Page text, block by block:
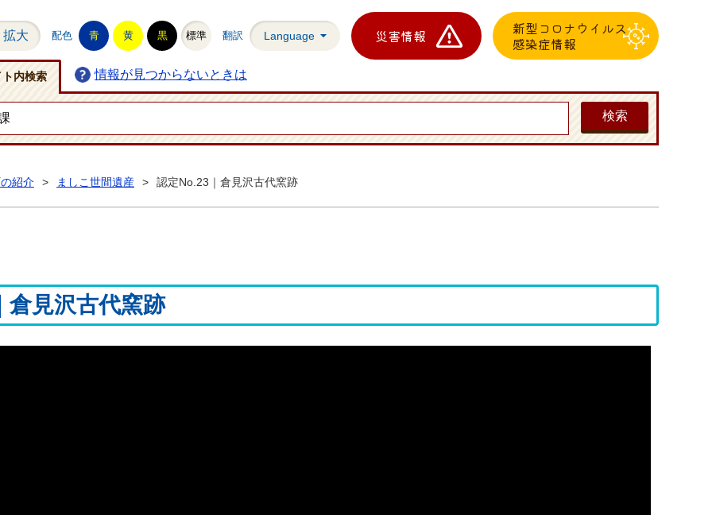
拡大 配色 青 黄 黒 標準 翻訳 Language 災害情報
新型コロナウイルス
感染症情報
ト内検索 情報が見つからないときは
紹介 > ましこ世間遺産 > 認定No.23｜倉見沢古代窯跡
倉見沢古代窯跡